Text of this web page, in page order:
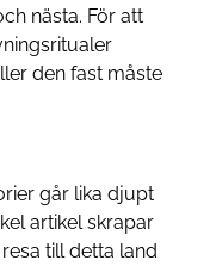
nästa. För att
den fast måste
går lika djupt
artikel skrapar
till detta land